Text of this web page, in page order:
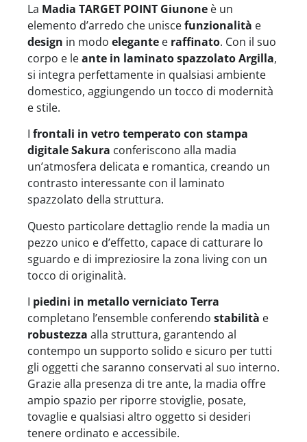
La Madia TARGET POINT Giunone è un
elemento d’arredo che uniscefunzionalità e
design in modo elegante e raffinato. Con il suo
corpo e leante in laminato spazzolato Argilla,
si integra perfettamente in qualsiasi ambiente
domestico, aggiungendo un tocco di modernità
e stile.
I frontali in vetro temperato con stampa
digitale Sakura conferiscono alla madia
un’atmosfera delicata e romantica, creando un
contrasto interessante con il laminato
spazzolato della struttura.
Questo particolare dettaglio rende la madia un
pezzo unico e d’effetto, capace di catturare lo
sguardo e di impreziosire la zona living con un
tocco di originalità.
I piedini in metallo verniciato Terra
completano l’ensemble conferendo stabilità e
robustezza alla struttura, garantendo al
contempo un supporto solido e sicuro per tutti
gli oggetti che saranno conservati al suo interno.
Grazie alla presenza di tre ante, la madia offre
ampio spazio per riporre stoviglie, posate,
tovaglie e qualsiasi altro oggetto si desideri
tenere ordinato e accessibile.